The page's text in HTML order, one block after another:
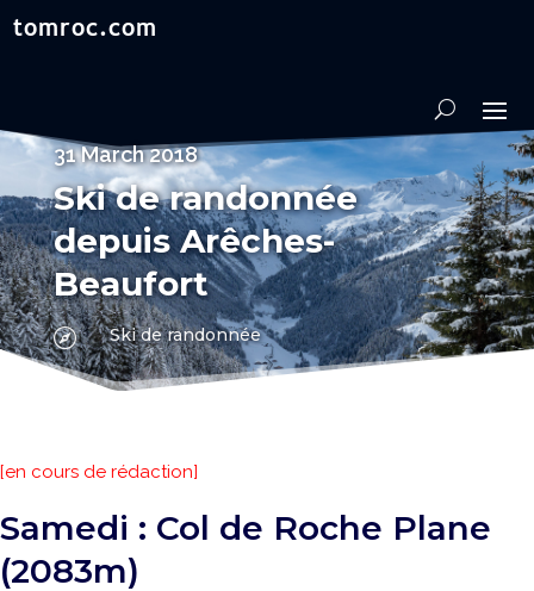
31 March 2018
Ski de randonnée
depuis Arêches-
Beaufort
 Ski de randonnée
[en cours de rédaction]
Samedi : Col de Roche Plane
(2083m)